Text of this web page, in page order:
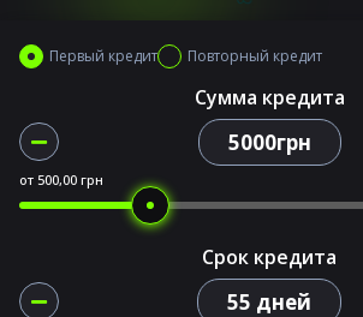
Первый кредит Повторный кредит
Сумма кредита
5000грн
от 500,00 грн
Срок кредита
55 дней